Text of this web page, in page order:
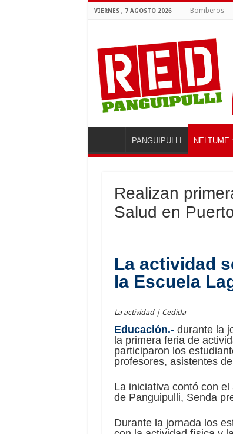
VIERNES , 7 AGOSTO 2026 Bomberos
PANGUIPULLI NELTUME
Realizan
Salud en
La actividad
la Escuela
La actividad | Cedida
Educación.-durante la
la primera feria de
participaron los
profesores, asistentes
La iniciativa contó con
de Panguipulli, Senda
Durante la jornada los